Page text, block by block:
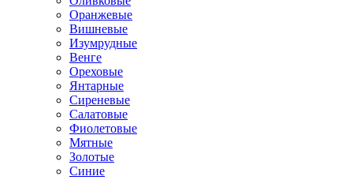
Оранжевые
Вишневые
Изумрудные
Венге
Ореховые
Янтарные
Сиреневые
Салатовые
Фиолетовые
Мятные
Золотые
Синие